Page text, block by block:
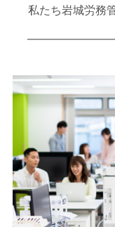
私たち岩城労務